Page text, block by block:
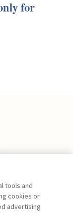
for
tools and
cookies or
advertising